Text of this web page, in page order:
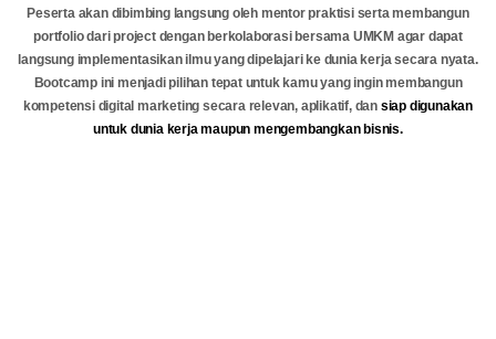
Peserta akan dibimbing langsung oleh mentor praktisi serta membangun
portfolio dari project dengan berkolaborasi bersama UMKM agar dapat
langsung implementasikan ilmu yang dipelajari ke dunia kerja secara nyata.
Bootcamp ini menjadi pilihan tepat untuk kamu yang ingin membangun
kompetensi digital marketing secara relevan, aplikatif, dan siap digunakan
untuk dunia kerja maupun mengembangkan bisnis.